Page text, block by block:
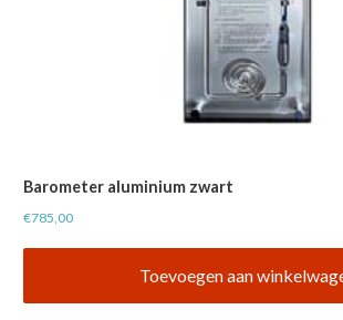
Barometer aluminium zwart
€785,00
Toevoegen aan